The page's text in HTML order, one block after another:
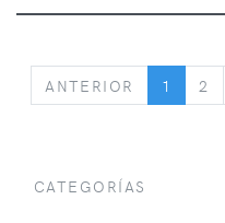
ANTERIOR PREVIOUS
1 2
CATEGORÍAS